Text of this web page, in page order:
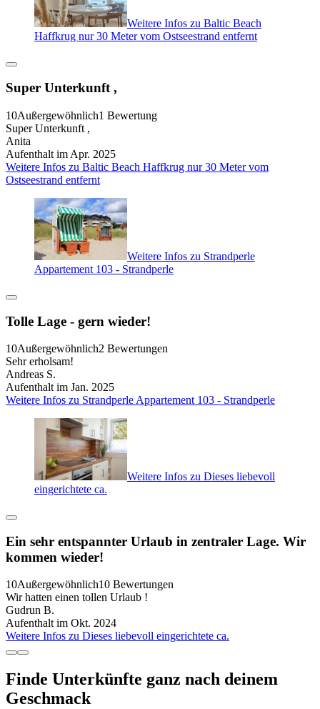
Weitere Infos zu Baltic Beach
Haffkrug nur 30 Meter vom Ostseestrand entfernt
Super Unterkunft ,
10Außergewöhnlich1 Bewertung
Super Unterkunft ,
Anita
Aufenthalt im Apr. 2025
Weitere Infos zu Baltic Beach Haffkrug nur 30 Meter vom
Ostseestrand entfernt
Weitere Infos zu Strandperle
Appartement 103 - Strandperle
Tolle Lage - gern wieder!
10Außergewöhnlich2 Bewertungen
Sehr erholsam!
Andreas S.
Aufenthalt im Jan. 2025
Weitere Infos zu Strandperle Appartement 103 - Strandperle
Weitere Infos zu Dieses liebevoll
eingerichtete ca.
Ein sehr entspannter Urlaub in zentraler Lage. Wir
kommen wieder!
10Außergewöhnlich10 Bewertungen
Wir hatten einen tollen Urlaub !
Gudrun B.
Aufenthalt im Okt. 2024
Weitere Infos zu Dieses liebevoll eingerichtete ca.
Finde Unterkünfte ganz nach deinem
Geschmack